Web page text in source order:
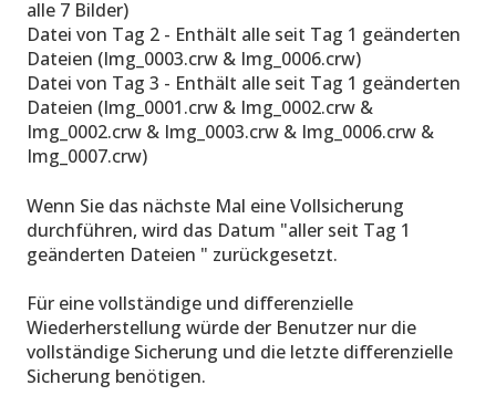
alle 7 Bilder)
Datei von Tag 2 - Enthält alle seit Tag 1 geänderten
Dateien (Img_0003.crw & Img_0006.crw)
Datei von Tag 3 - Enthält alle seit Tag 1 geänderten
Dateien (Img_0001.crw & Img_0002.crw &
Img_0002.crw & Img_0003.crw & Img_0006.crw &
Img_0007.crw)
Wenn Sie das nächste Mal eine Vollsicherung
durchführen, wird das Datum "aller seit Tag 1
geänderten Dateien " zurückgesetzt.
Für eine vollständige und differenzielle
Wiederherstellung würde der Benutzer nur die
vollständige Sicherung und die letzte differenzielle
Sicherung benötigen.